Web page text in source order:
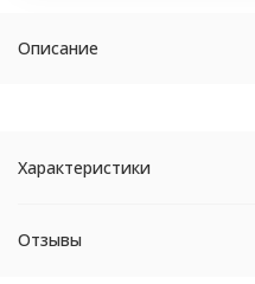
Описание
Характеристики
Отзывы